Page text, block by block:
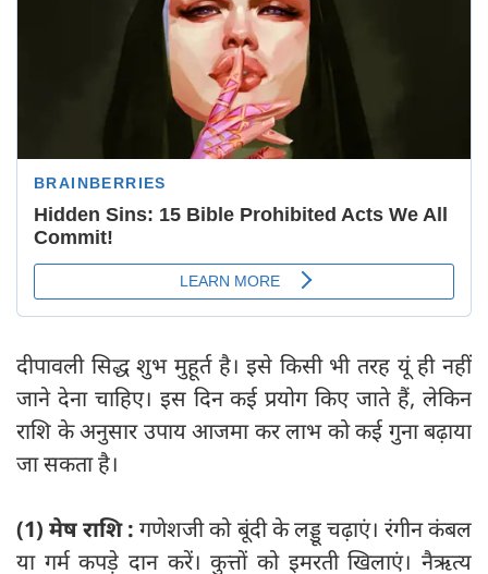
दीपावली सिद्ध शुभ मुहूर्त है। इसे किसी भी तरह यूं ही नहीं
जाने देना चाहिए। इस दिन कई प्रयोग किए जाते हैं, लेकिन
राशि के अनुसार उपाय आजमा कर लाभ को कई गुना बढ़ाया
जा सकता है।
(1) मेष राशि : गणेशजी को बूंदी के लड्डू चढ़ाएं। रंगीन कंबल
या गर्म कपड़े दान करें। कुत्तों को इमरती खिलाएं। नैऋत्य